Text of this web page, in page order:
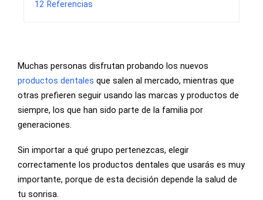
12 Referencias
Muchas personas disfrutan probando los nuevos
productos dentales que salen al mercado, mientras que
otras prefieren seguir usando las marcas y productos de
siempre, los que han sido parte de la familia por
generaciones.
Sin importar a qué grupo pertenezcas, elegir
correctamente los productos dentales que usarás es muy
importante, porque de esta decisión depende la salud de
tu sonrisa.